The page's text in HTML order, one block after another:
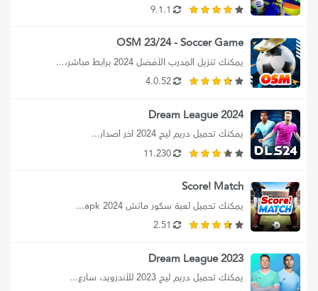
9.1.1
OSM 23/24 - Soccer Game
يمكنك تنزيل المدرب الأفضل 2024 برابط مباشر،...
4.0.52
Dream League 2024
يمكنك تحميل دريم ليج 2024 اخر اصدار...
11.230
Score! Match
يمكنك تحميل لعبة سكور ماتش 2024 apk...
2.51
Dream League 2023
يمكنك تحميل دريم ليج 2023 للأندرويد، سارع...